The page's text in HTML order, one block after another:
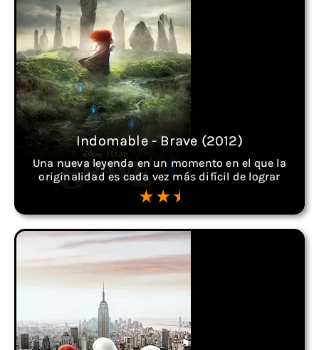
Indomable - Brave (2012)
Una nueva leyenda en un momento en el que la
originalidad es cada vez más difícil de lograr